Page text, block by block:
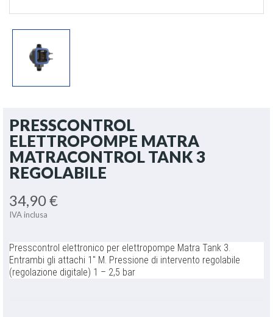
PRESSCONTROL
ELETTROPOMPE MATRA
MATRACONTROL TANK 3
REGOLABILE
34,90 €
IVA inclusa
Presscontrol elettronico per elettropompe Matra Tank 3.
Entrambi gli attachi 1" M. Pressione di intervento regolabile
(regolazione digitale) 1 – 2,5 bar